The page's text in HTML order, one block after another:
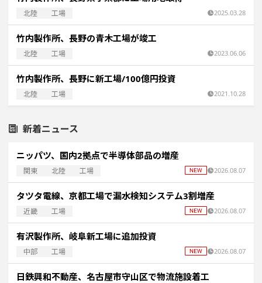
北陸 工場 2025.03.28
竹内製作所、長野の青木工場が竣工
北陸 工場 2023.06.06
竹内製作所、長野に新工場/100億円投資
北陸 工場 2021.10.28
新着ニュース
ニッパツ、国内2拠点で半導体部品の増産
関東 北陸 工場 2026.08.07
タツタ電線、京都工場で漏水検知システム3割増産
近畿 工場 2026.08.07
有沢製作所、岐阜新工場に追加投資
中部 工場 2026.08.07
日鉄興和不動産、名古屋市守山区で物流施設着工